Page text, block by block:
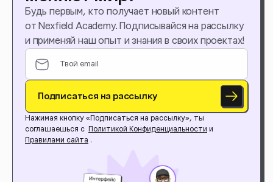
Будь первым, кто получает новый контент
от Nexfield Academy. Подписывайся на рассылку
и применяй наш опыт и знания в своих проектах!
Подписаться на рассылку
Нажимая кнопку «Подписаться на рассылку», ты
соглашаешься с
Политикой Конфиденциальности и
Правилами сайта .